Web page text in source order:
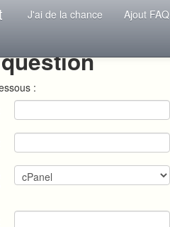
J'ai de la chance Ajout FAQ
: